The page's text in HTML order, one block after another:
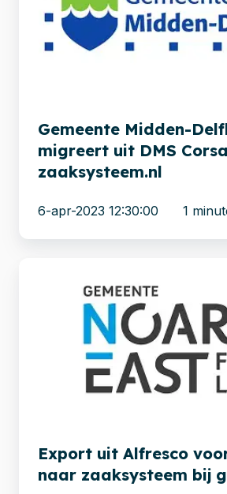
migreert
DMS
zaaksysteem.nl
Gemeente Midden-
migreert uit DMS
zaaksysteem.nl
6-apr-2023 12:30:00 1
gemeente
Export uit Alfresco
naar zaaksysteem bij